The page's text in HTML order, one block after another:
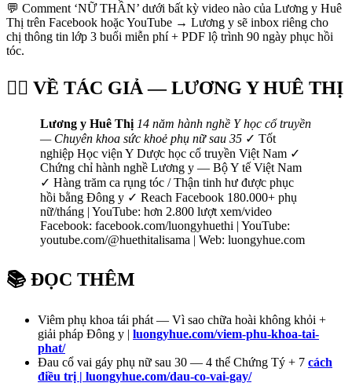
💬 Comment ‘NỮ THẦN’ dưới bất kỳ video nào của Lương y Huê
Thị trên Facebook hoặc YouTube → Lương y sẽ inbox riêng cho
chị thông tin lớp 3 buổi miễn phí + PDF lộ trình 90 ngày phục hồi
tóc.
👩‍⚕️ VỀ TÁC GIẢ — LƯƠNG Y HUÊ THỊ
Lương y Huê Thị 14 năm hành nghề Y học cổ truyền
— Chuyên khoa sức khoẻ phụ nữ sau 35 ✓ Tốt
nghiệp Học viện Y Dược học cổ truyền Việt Nam ✓
Chứng chỉ hành nghề Lương y — Bộ Y tế Việt Nam
✓ Hàng trăm ca rụng tóc / Thận tinh hư được phục
hồi bằng Đông y ✓ Reach Facebook 180.000+ phụ
nữ/tháng | YouTube: hơn 2.800 lượt xem/video
Facebook: facebook.com/luongyhuethi | YouTube:
youtube.com/@huethitalisama | Web: luongyhue.com
📚 ĐỌC THÊM
Viêm phụ khoa tái phát — Vì sao chữa hoài không khỏi +
giải pháp Đông y | luongyhue.com/viem-phu-khoa-tai-
phat/
Đau cổ vai gáy phụ nữ sau 30 — 4 thể Chứng Tý + 7 cách
điều trị | luongyhue.com/dau-co-vai-gay/